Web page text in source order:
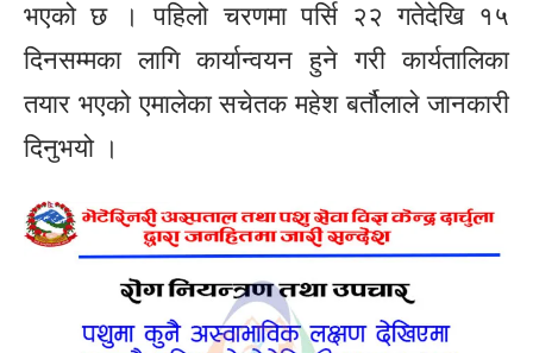
भएको छ । पहिलो चरणमा पर्सि २२ गतेदेखि १५
दिनसम्मका लागि कार्यान्वयन हुने गरी कार्यतालिका
तयार भएको एमालेका सचेतक महेश बर्तौलाले जानकारी
दिनुभयो ।